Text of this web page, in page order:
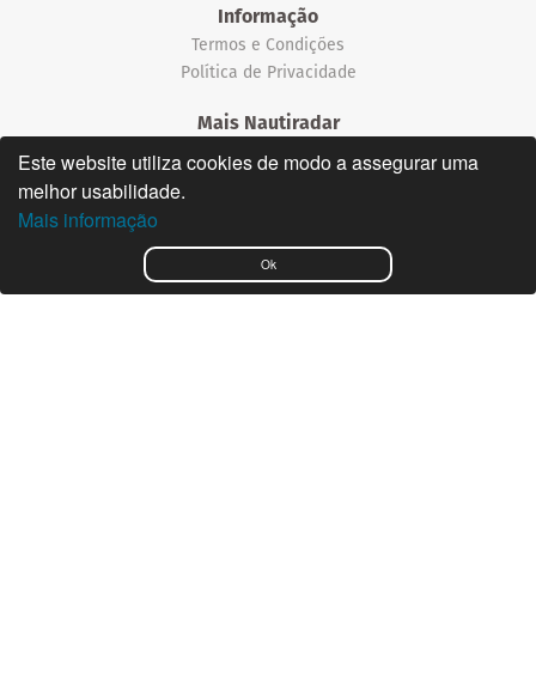
Ok
Este website utiliza cookies de modo a assegurar uma
melhor usabilidade.
Mais informação
Informação
Termos e Condições
Política de Privacidade
Mais Nautiradar
Notícias